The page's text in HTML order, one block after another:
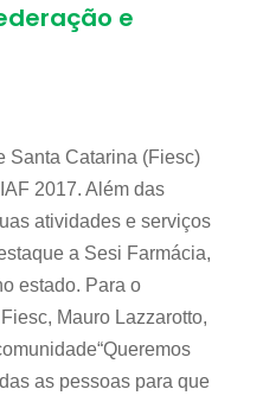
e
Santa Catarina (Fiesc)
2017. Além das
atividades e serviços
a Sesi Farmácia,
estado. Para o
Mauro Lazzarotto,
as pessoas para que